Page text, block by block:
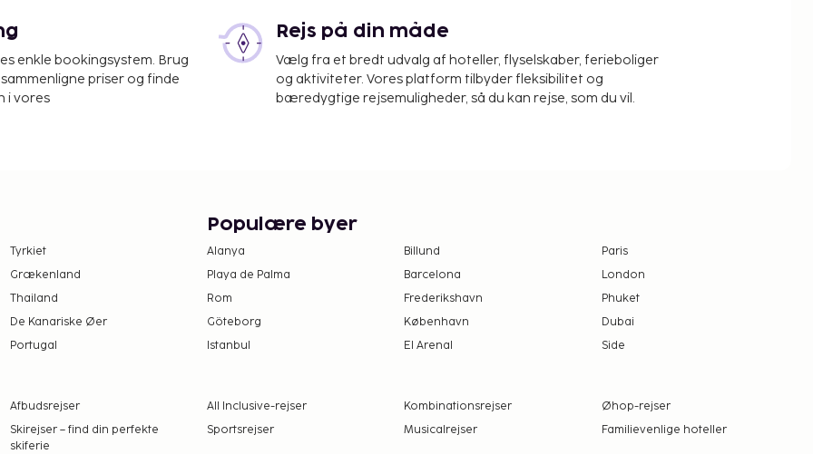
strand, og nyd
tennisbaner og
desuden gratis trådløs
en bid mad på
dette
og en
kan du besøge
poolen. Gratis
10.00.
25. april.
tilgængelighed)
enkle bookingsystem. Brug
priser og finde
i vores
Rejs på din måde
Vælg fra et bredt udvalg af hoteller, flyselskaber, ferieboliger
og aktiviteter. Vores platform tilbyder fleksibilitet og
bæredygtige rejsemuligheder, så du kan rejse, som du vil.
Tyrkiet
Grækenland
Thailand
De Kanariske Øer
Portugal
Populære byer
Alanya Billund
Paris
Playa de Palma
Barcelona
London
Rom
Frederikshavn
Phuket
Göteborg
København
Dubai
Istanbul
El Arenal Side
Afbudsrejser All Inclusive-rejser Kombinationsrejser
Øhop-rejser
Skirejser – find din perfekte
skiferie
Sportsrejser Musicalrejser Familievenlige hoteller